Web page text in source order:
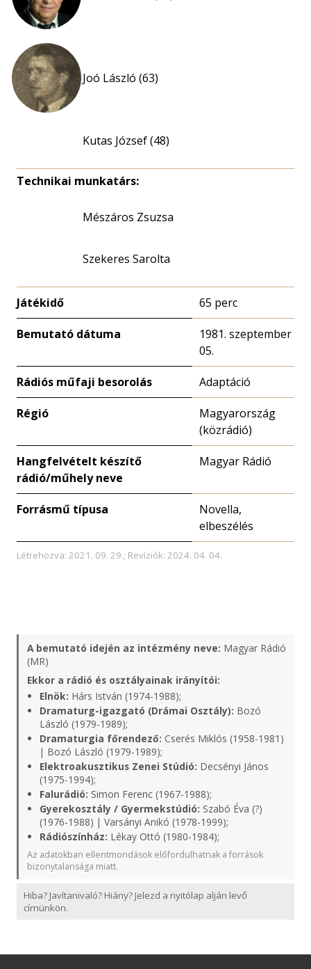
Joó László (63)
Kutas József (48)
Technikai munkatárs:
Mészáros Zsuzsa
Szekeres Sarolta
Játékidő 65 perc
Bemutató dátuma
1981. szeptember
05.
Rádiós műfaji besorolás Adaptáció
Régió
Magyarország
(közrádió)
Hangfelvételt készítő
rádió/műhely neve
Magyar Rádió
Forrásmű típusa
Novella,
elbeszélés
Létrehozva: 2021. 09. 29.; Revíziók: 2024. 04. 04.
A bemutató idején az intézmény neve: Magyar Rádió
(MR)
Ekkor a rádió és osztályainak irányítói:
Elnök: Hárs István (1974-1988);
Dramaturg-igazgató (Drámai Osztály): Bozó
László (1979-1989);
Dramaturgia főrendező: Cserés Miklós (1958-1981)
| Bozó László (1979-1989);
Elektroakusztikus Zenei Stúdió: Decsényi János
(1975-1994);
Falurádió: Simon Ferenc (1967-1988);
Gyerekosztály / Gyermekstúdió: Szabó Éva (?)
(1976-1988) | Varsányi Anikó (1978-1999);
Rádiószínház: Lékay Ottó (1980-1984);
Az adatokban ellentmondások előfordulhatnak a források
bizonytalansága miatt.
Hiba? Javítanivaló? Hiány? Jelezd a nyitólap alján levő
címünkön.